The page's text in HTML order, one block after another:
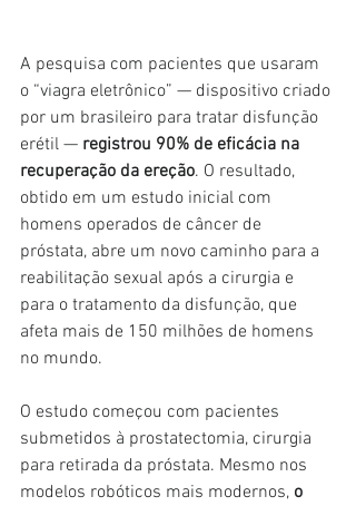
A pesquisa com pacientes que usaram
o “viagra eletrônico” — dispositivo criado
por um brasileiro para tratar disfunção
erétil — registrou 90% de eficácia na
recuperação da ereção. O resultado,
obtido em um estudo inicial com
homens operados de câncer de
próstata, abre um novo caminho para a
reabilitação sexual após a cirurgia e
para o tratamento da disfunção, que
afeta mais de 150 milhões de homens
no mundo.
O estudo começou com pacientes
submetidos à prostatectomia, cirurgia
para retirada da próstata. Mesmo nos
modelos robóticos mais modernos, o